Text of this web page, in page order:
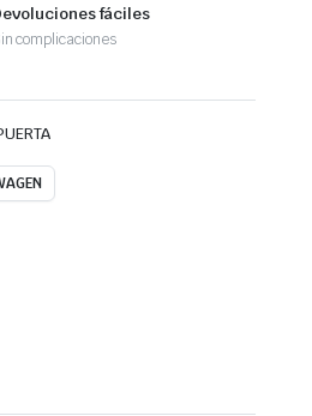
fáciles
complicaciones